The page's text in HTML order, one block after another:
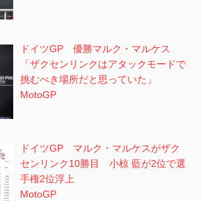
ドイツGP 優勝マルク・マルケス
「ザクセンリンクはアタックモードで
挑むべき場所だと思っていた」
MotoGP
ドイツGP マルク・マルケスがザク
センリンク10勝目 小椋 藍が2位で選
手権2位浮上
MotoGP